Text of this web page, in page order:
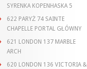
SYRENKA KOPENHASKA 5
622 PARYŻ 74 SAINTE
CHAPELLE PORTAL GŁÓWNY
621 LONDON 137 MARBLE
ARCH
620 LONDON 136 VICTORIA &